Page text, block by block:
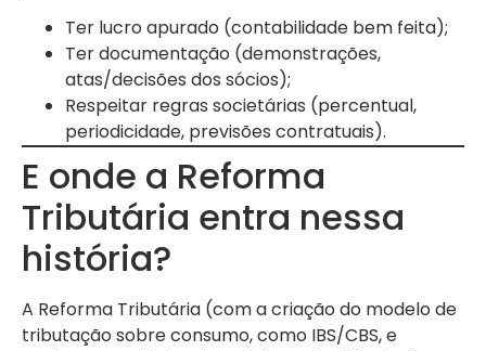
Ter lucro apurado (contabilidade bem feita);
Ter documentação (demonstrações,
atas/decisões dos sócios);
Respeitar regras societárias (percentual,
periodicidade, previsões contratuais).
E onde a Reforma
Tributária entra nessa
história?
A Reforma Tributária (com a criação do modelo de
tributação sobre consumo, como IBS/CBS, e